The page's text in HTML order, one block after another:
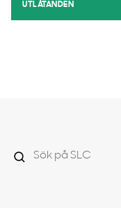
UTLÅTANDEN